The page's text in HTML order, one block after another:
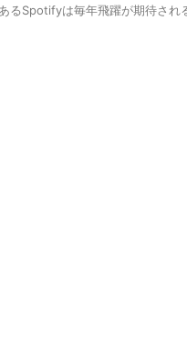
るSpotifyは毎年飛躍が期待され